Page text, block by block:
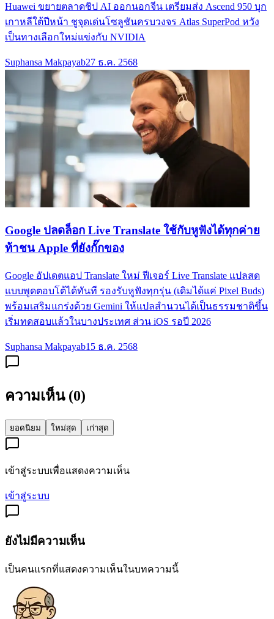
Huawei ขยายตลาดชิป AI ออกนอกจีน เตรียมส่ง Ascend 950 บุก
เกาหลีใต้ปีหน้า ชูจุดเด่นโซลูชันครบวงจร Atlas SuperPod หวัง
เป็นทางเลือกใหม่แข่งกับ NVIDIA
Suphansa Makpayab27 ธ.ค. 2568
Google ปลดล็อก Live Translate ใช้กับหูฟังได้ทุกค่าย
ท้าชน Apple ที่ยังกั๊กของ
Google อัปเดตแอป Translate ใหม่ ฟีเจอร์ Live Translate แปลสด
แบบพูดตอบโต้ได้ทันที รองรับหูฟังทุกรุ่น (เดิมได้แค่ Pixel Buds)
พร้อมเสริมแกร่งด้วย Gemini ให้แปลสำนวนได้เป็นธรรมชาติขึ้น
เริ่มทดสอบแล้วในบางประเทศ ส่วน iOS รอปี 2026
Suphansa Makpayab15 ธ.ค. 2568
ความเห็น (0)
ยอดนิยม ใหม่สุด เก่าสุด
เข้าสู่ระบบเพื่อแสดงความเห็น
เข้าสู่ระบบ
ยังไม่มีความเห็น
เป็นคนแรกที่แสดงความเห็นในบทความนี้